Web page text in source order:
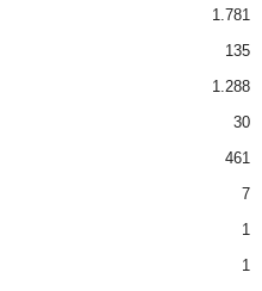
1.781
135
1.288
30
461
7
1
1